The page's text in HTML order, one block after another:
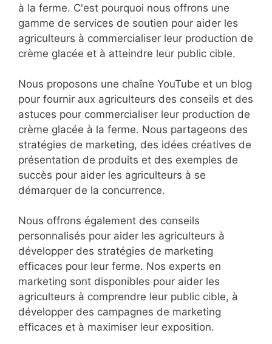
à la ferme. C'est pourquoi nous offrons une
gamme de services de soutien pour aider les
agriculteurs à commercialiser leur production de
crème glacée et à atteindre leur public cible.
Nous proposons une chaîne YouTube et un blog
pour fournir aux agriculteurs des conseils et des
astuces pour commercialiser leur production de
crème glacée à la ferme. Nous partageons des
stratégies de marketing, des idées créatives de
présentation de produits et des exemples de
succès pour aider les agriculteurs à se
démarquer de la concurrence.
Nous offrons également des conseils
personnalisés pour aider les agriculteurs à
développer des stratégies de marketing
efficaces pour leur ferme. Nos experts en
marketing sont disponibles pour aider les
agriculteurs à comprendre leur public cible, à
développer des campagnes de marketing
efficaces et à maximiser leur exposition.